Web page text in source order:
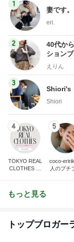
1
妻です
eri.
2
40代か
ション
えりん
3
Shiori's
Shiori
4
TOKYO REAL
CLOTHES 大
5
coco-
人のプチ
もっと見る
トップブロガー